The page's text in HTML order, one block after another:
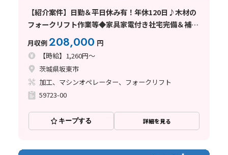
【紹介案件】日勤＆平日休み有！年休120日♪木材の
フォークリフト作業等◆家具家電付き社宅完備＆補助
月収例208,000 円
【時給】1,260円～
茨城県坂東市
加工、マシンオペレーター、フォークリフト
59723-00
キープする 詳細を見る